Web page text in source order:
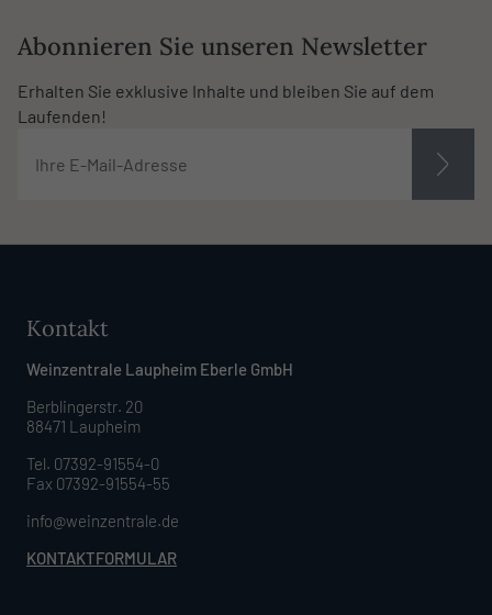
Abonnieren Sie unseren Newsletter
Erhalten Sie exklusive Inhalte und bleiben Sie auf dem
Laufenden!
Kontakt
Weinzentrale Laupheim Eberle GmbH
Berblingerstr. 20
88471 Laupheim
Tel. 07392-91554-0
Fax 07392-91554-55
info@weinzentrale.de
KONTAKTFORMULAR